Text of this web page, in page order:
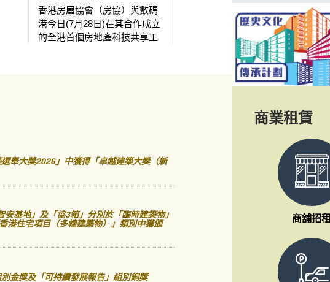
香港房屋協會（房協）與數碼
港今日(7月28日)在其合作成立
的全港首個房地產科技共享工
試工作。計劃自推出以來，已
分創新方案更已陸續落地應
部都會區創科生態圈建設。
用地項目地盤率先引入的組裝
合成（MiC）多功能協作中心
「W.I.S.E.智安基地」，勇奪
「臨時建築物」類別最高榮譽
「優質建築大獎」。此外，位
安置屋邨「樂嶺都匯」亦分別
協在項目規劃及發展的卓越表
舉大獎2026」中獲得「卓越建築大獎（新
基地」及「協3箱」分別於「臨時建築物」
港住宅項目（多幢建築物）」類別中獲頒
金獎及「可持續發展報告」組別銅獎
商業租賃
商舖招租